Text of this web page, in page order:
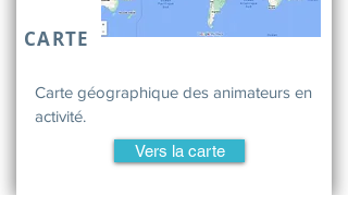
CARTE
Carte géographique des animateurs en
activité.
Vers la carte